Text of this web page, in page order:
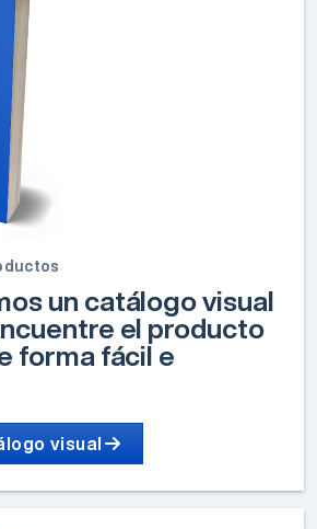
un catálogo visual
el producto
forma fácil e
visual